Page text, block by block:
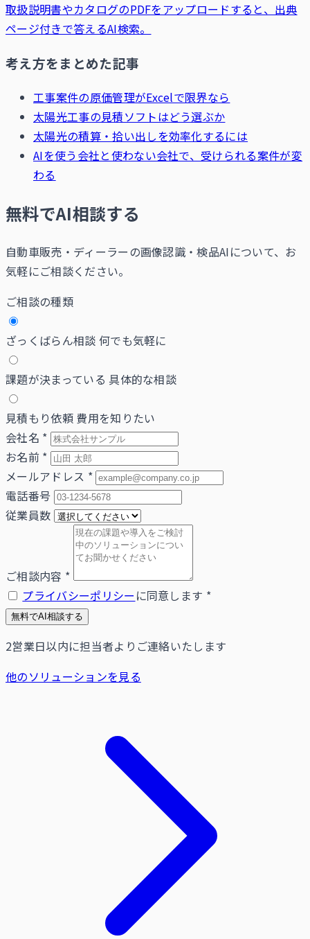
取扱説明書やカタログのPDFをアップロードすると、出典
ページ付きで答えるAI検索。
考え方をまとめた記事
工事案件の原価管理がExcelで限界なら
太陽光工事の見積ソフトはどう選ぶか
太陽光の積算・拾い出しを効率化するには
AIを使う会社と使わない会社で、受けられる案件が変
わる
無料でAI相談する
自動車販売・ディーラーの画像認識・検品AIについて、お
気軽にご相談ください。
ご相談の種類
ざっくばらん相談 何でも気軽に
課題が決まっている 具体的な相談
見積もり依頼 費用を知りたい
会社名 *
お名前 *
メールアドレス *
電話番号
従業員数
ご相談内容 *
プライバシーポリシー に同意します *
無料でAI相談する
2営業日以内に担当者よりご連絡いたします
他のソリューションを見る